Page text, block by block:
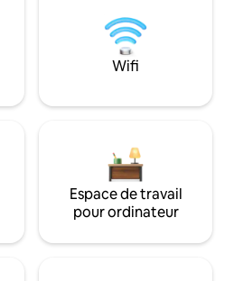
Wifi
Espace de travail
pour ordinateur